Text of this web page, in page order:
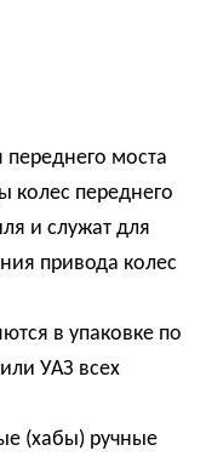
моста
колес переднего
и служат для
привода колес
в упаковке по
УАЗ всех
(хабы) ручные